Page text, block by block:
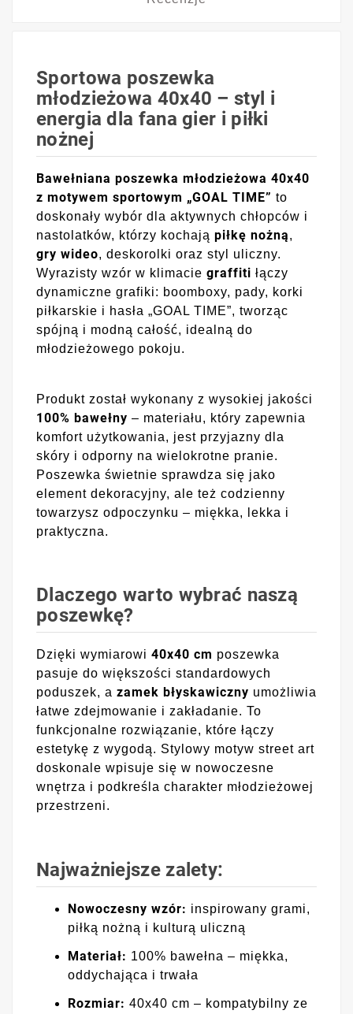
Sportowa poszewka
młodzieżowa 40x40 – styl i
energia dla fana gier i piłki
nożnej
Bawełniana poszewka młodzieżowa 40x40
z motywem sportowym „GOAL TIME” to
doskonały wybór dla aktywnych chłopców i
nastolatków, którzy kochają piłkę nożną,
gry wideo, deskorolki oraz styl uliczny.
Wyrazisty wzór w klimacie graffiti łączy
dynamiczne grafiki: boomboxy, pady, korki
piłkarskie i hasła „GOAL TIME”, tworząc
spójną i modną całość, idealną do
młodzieżowego pokoju.
Produkt został wykonany z wysokiej jakości
100% bawełny – materiału, który zapewnia
komfort użytkowania, jest przyjazny dla
skóry i odporny na wielokrotne pranie.
Poszewka świetnie sprawdza się jako
element dekoracyjny, ale też codzienny
towarzysz odpoczynku – miękka, lekka i
praktyczna.
Dlaczego warto wybrać naszą
poszewkę?
Dzięki wymiarowi 40x40 cm poszewka
pasuje do większości standardowych
poduszek, a zamek błyskawiczny umożliwia
łatwe zdejmowanie i zakładanie. To
funkcjonalne rozwiązanie, które łączy
estetykę z wygodą. Stylowy motyw street art
doskonale wpisuje się w nowoczesne
wnętrza i podkreśla charakter młodzieżowej
przestrzeni.
Najważniejsze zalety:
Nowoczesny wzór: inspirowany grami,
piłką nożną i kulturą uliczną
Materiał: 100% bawełna – miękka,
oddychająca i trwała
Rozmiar: 40x40 cm – kompatybilny ze